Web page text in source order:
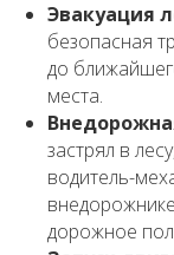
Эвакуация
безопасная
до
места.
застрял в
водитель-
дорожное